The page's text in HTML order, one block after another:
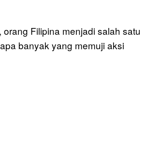
Filipina menjadi salah satu
banyak yang memuji aksi